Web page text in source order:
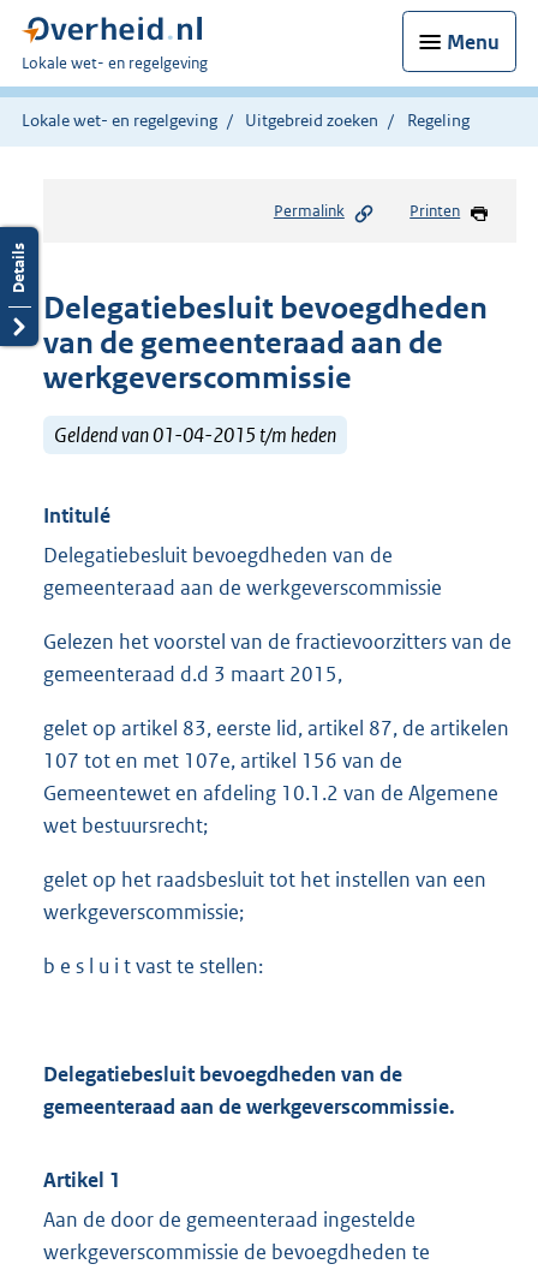
Menu
U
bent
hier:
Lokale wet- en regelgeving
Lokale wet- en regelgeving Uitgebreid zoeken Regeling
Permalink Printen
Delegatiebesluit bevoegdheden
van de gemeenteraad aan de
werkgeverscommissie
Geldend van 01-04-2015 t/m heden
Intitulé
Delegatiebesluit bevoegdheden van de
gemeenteraad aan de werkgeverscommissie
Gelezen het voorstel van de fractievoorzitters van de
gemeenteraad d.d 3 maart 2015,
gelet op artikel 83, eerste lid, artikel 87, de artikelen
107 tot en met 107e, artikel 156 van de
Gemeentewet en afdeling 10.1.2 van de Algemene
wet bestuursrecht;
gelet op het raadsbesluit tot het instellen van een
werkgeverscommissie;
b e s l u i t vast te stellen:
Delegatiebesluit bevoegdheden van de
gemeenteraad aan de werkgeverscommissie.
Artikel 1
Aan de door de gemeenteraad ingestelde
werkgeverscommissie de bevoegdheden te